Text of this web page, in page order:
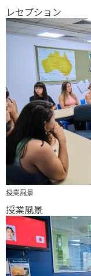
レセプション
授業風景
授業風景